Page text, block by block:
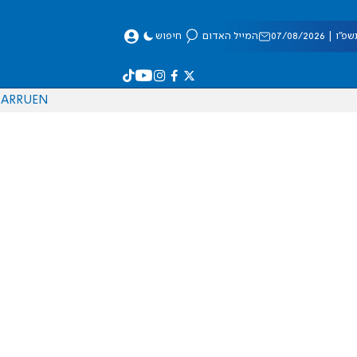
08/2026 המייל האדום חיפוש
EN
RU
AR